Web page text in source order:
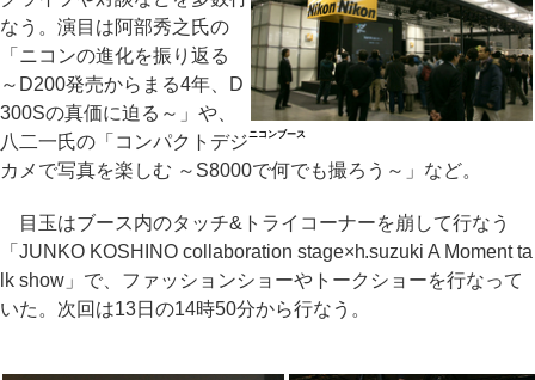
ニコンブース
なう。演目は阿部秀之氏の
「ニコンの進化を振り返る
～D200発売からまる4年、D
300Sの真価に迫る～」や、
八二一氏の「コンパクトデジ
カメで写真を楽しむ ～S8000で何でも撮ろう～」など。
目玉はブース内のタッチ&トライコーナーを崩して行なう
「JUNKO KOSHINO collaboration stage×h.suzuki A Moment ta
lk show」で、ファッションショーやトークショーを行なって
いた。次回は13日の14時50分から行なう。